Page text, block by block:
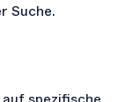
Suche.